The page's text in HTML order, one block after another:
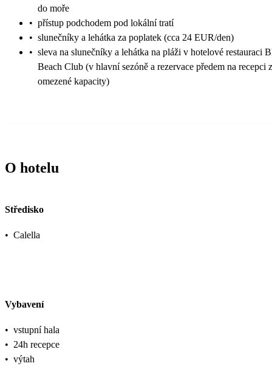
do moře
• přístup podchodem pod lokální tratí
• slunečníky a lehátka za poplatek (cca 24 EUR/den)
• sleva na slunečníky a lehátka na pláži v hotelové restauraci
Beach Club (v hlavní sezóně a rezervace předem na recepci
omezené kapacity)
O hotelu
Středisko
• Calella
Vybavení
• vstupní hala
• 24h recepce
• výtah